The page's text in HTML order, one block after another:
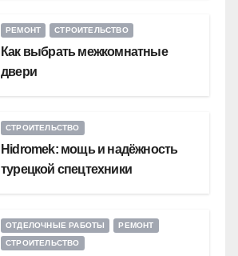
РЕМОНТ СТРОИТЕЛЬСТВО
Как выбрать межкомнатные
двери
СТРОИТЕЛЬСТВО
Hidromek: мощь и надёжность
турецкой спецтехники
ОТДЕЛОЧНЫЕ РАБОТЫ
РЕМОНТ
СТРОИТЕЛЬСТВО